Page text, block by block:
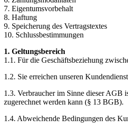
7. Eigentumsvorbehalt
8. Haftung
9. Speicherung des Vertragstextes
10. Schlussbestimmungen
1. Geltungsbereich
1.1. Für die Geschäftsbeziehung
1.2. Sie erreichen unseren
1.3. Verbraucher im Sinne dieser AGB
zugerechnet werden kann (§ 13 BGB).
1.4. Abweichende Bedingungen des